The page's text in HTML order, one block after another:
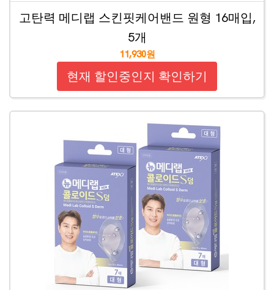
고탄력 메디랩 스킨핏케어밴드 원형 16매입,
5개
11,930원
현재 할인중인지 확인하기